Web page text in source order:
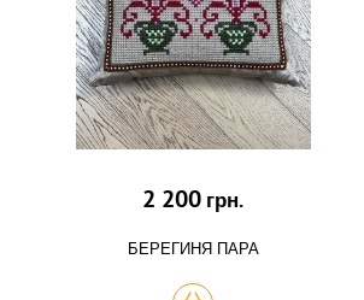
2 200 грн.
БЕРЕГИНЯ ПАРА